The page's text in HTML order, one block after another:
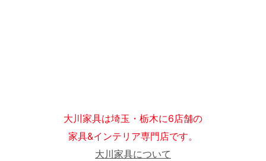
大川家具は埼玉・栃木に6店舗の
家具&インテリア専門店です。
大川家具について